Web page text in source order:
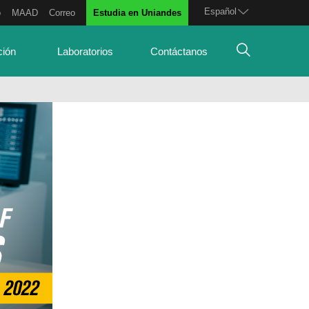
Español
MAAD Correo Estudia en Uniandes
Laboratorios Contáctanos